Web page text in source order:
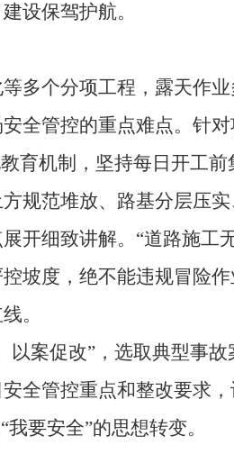
设保驾护航。
个分项工程，露天作业
全管控的重点难点。针
育机制，坚持每日开工
规范堆放、路基分层压
开细致讲解。“道路施工
坡度，绝不能违规冒险
。
案促改”，选取典型事故
全管控重点和整改要求
要安全”的思想转变。